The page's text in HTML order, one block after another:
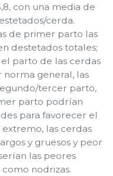
con una media de
cerda.
de primer parto las
destetados totales;
parto de las cerdas
norma general, las
tercer parto,
parto podrían
para favorecer el
las cerdas
y gruesos y peor
las peores
nodrizas.